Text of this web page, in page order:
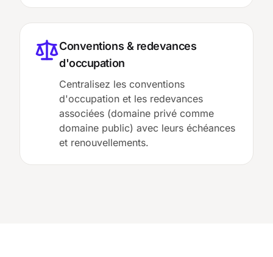
Conventions & redevances
d'occupation
Centralisez les conventions
d'occupation et les redevances
associées (domaine privé comme
domaine public) avec leurs échéances
et renouvellements.